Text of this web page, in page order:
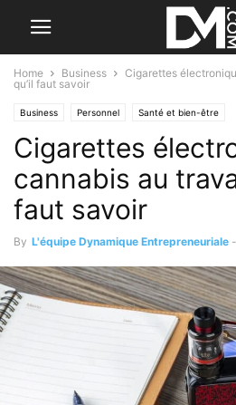
Home Business
Cigarettes
qu’il faut savoir
Business Personnel Santé et bien-être
Cigarettes
cannabis au
faut savoir
By L'équipe Dynamique Entrepreneuriale -